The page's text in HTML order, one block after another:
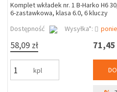
Komplet wkładek nr. 1 B-Harko H6
6-zastawkowa, klasa 6.0, 6 kluczy
Dostępność
Wysyłka*:
58,09 zł
kpl
71,45